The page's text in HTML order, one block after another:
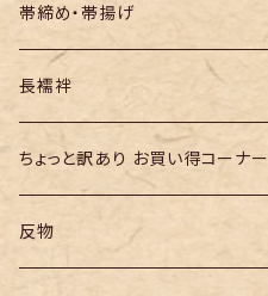
帯締め・帯揚げ
長襦袢
ちょっと訳あり お買い得コーナー
反物